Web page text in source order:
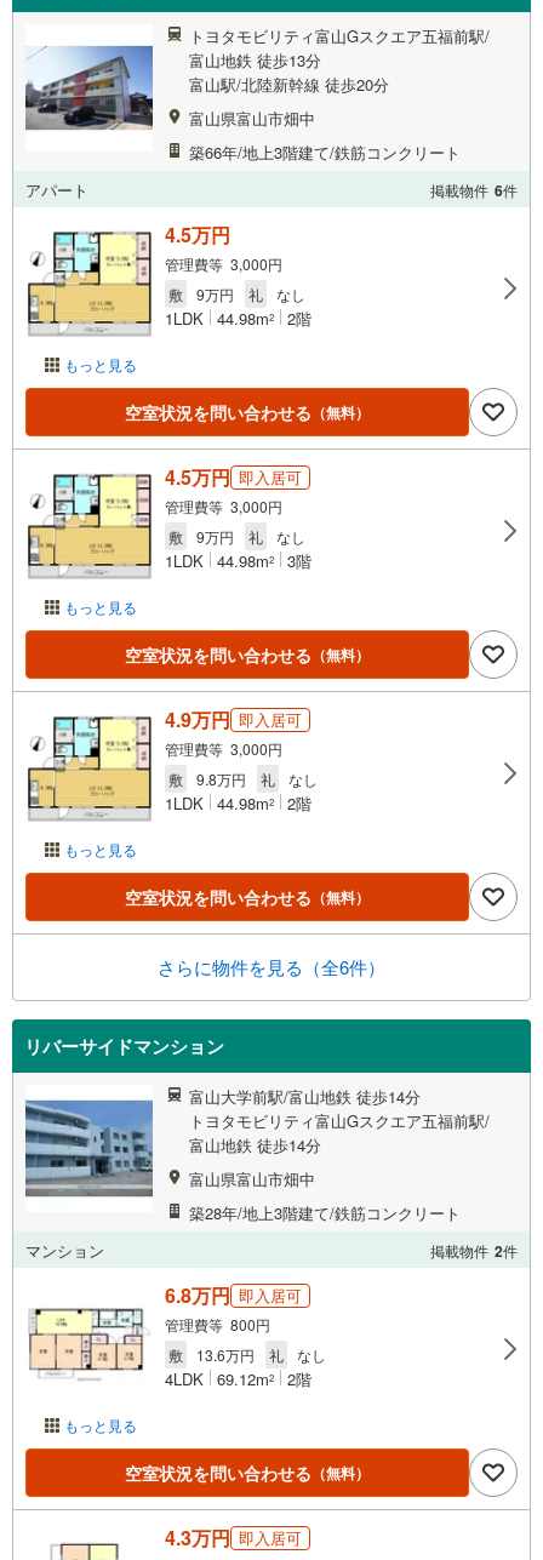
トヨタモビリティ富山Gスクエア五福前駅/
富山地鉄 徒歩13分
富山駅/北陸新幹線 徒歩20分
富山県富山市畑中
築66年/地上3階建て/鉄筋コンクリート
アパート
掲載物件 6件
もっと見る
4.5万円
管理費等 3,000円
敷
9万円 礼 なし
1LDK 44.98m2 2階
空室状況を問い合わせる （無料）
もっと見る
4.5万円 即入居可
管理費等 3,000円
敷
9万円 礼 なし
1LDK 44.98m2 3階
空室状況を問い合わせる （無料）
もっと見る
4.9万円 即入居可
管理費等 3,000円
敷
9.8万円 礼 なし
1LDK 44.98m2 2階
空室状況を問い合わせる （無料）
さらに物件を見る（全6件）
リバーサイドマンション
富山大学前駅/富山地鉄 徒歩14分
トヨタモビリティ富山Gスクエア五福前駅/
富山地鉄 徒歩14分
富山県富山市畑中
築28年/地上3階建て/鉄筋コンクリート
マンション
掲載物件 2件
もっと見る
6.8万円 即入居可
管理費等 800円
敷
13.6万円 礼 なし
4LDK 69.12m2 2階
空室状況を問い合わせる （無料）
4.3万円 即入居可